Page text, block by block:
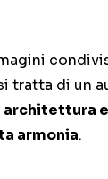
tratta di un
architettura
armonia.